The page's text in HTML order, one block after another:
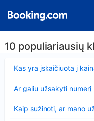
10 populiariausių
Kas yra įskaičiuota į
Ar galiu užsakyti numerį
Kaip sužinoti, ar mano